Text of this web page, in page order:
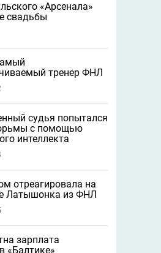
«Арсенала»
свадьбы
тренер ФНЛ
судья попытался
с помощью
интеллекта
отреагировала на
Латышонка из ФНЛ
зарплата
«Балтике»